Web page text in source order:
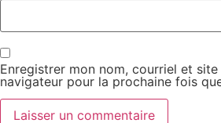
Enregistrer mon nom, courriel et
navigateur pour la prochaine fois